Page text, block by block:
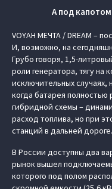
А под
VOYAH МЕЧТА / DREAM –
И, возможно, на
Грубо говоря, 1,5-
роли генератора, тягу на
исключительных
когда батарея
гибридной схемы –
расход топлива, но при
станций в дальней дороге.
В России доступны два
рынок вышел
которого под полом